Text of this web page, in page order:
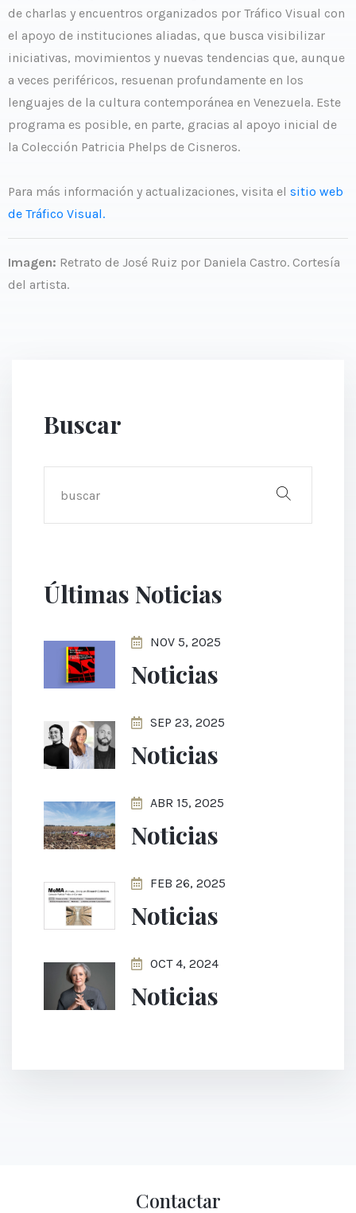
de charlas y encuentros organizados por Tráfico Visual con
el apoyo de instituciones aliadas, que busca visibilizar
iniciativas, movimientos y nuevas tendencias que, aunque
a veces periféricos, resuenan profundamente en los
lenguajes de la cultura contemporánea en Venezuela. Este
programa es posible, en parte, gracias al apoyo inicial de
la Colección Patricia Phelps de Cisneros.
Para más información y actualizaciones, visita el sitio web
de Tráfico Visual.
Imagen: Retrato de José Ruiz por Daniela Castro. Cortesía
del artista.
Buscar
Últimas Noticias
NOV 5, 2025
Noticias
SEP 23, 2025
Noticias
ABR 15, 2025
Noticias
FEB 26, 2025
Noticias
OCT 4, 2024
Noticias
Contactar